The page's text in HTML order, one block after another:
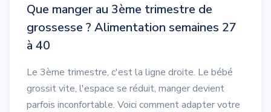
Que manger au 3ème trimestre de
grossesse ? Alimentation semaines 27
à 40
Le 3ème trimestre, c'est la ligne droite. Le bébé
grossit vite, l'espace se réduit, manger devient
parfois inconfortable. Voici comment adapter votre